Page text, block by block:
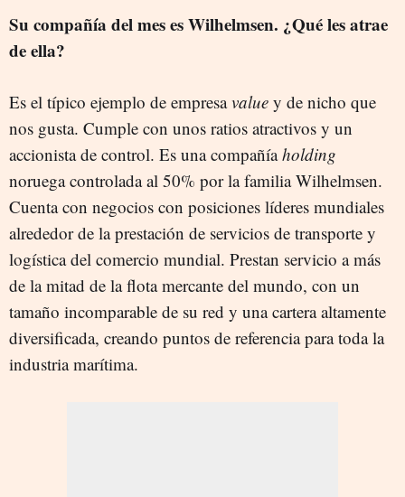
Su compañía del mes es Wilhelmsen. ¿Qué les atrae
de ella?
Es el típico ejemplo de empresavalue y de nicho que
nos gusta. Cumple con unos ratios atractivos y un
accionista de control. Es una compañíaholding
noruega controlada al 50% por la familia Wilhelmsen.
Cuenta con negocios con posiciones líderes mundiales
alrededor de la prestación de servicios de transporte y
logística del comercio mundial. Prestan servicio a más
de la mitad de la flota mercante del mundo, con un
tamaño incomparable de su red y una cartera altamente
diversificada, creando puntos de referencia para toda la
industria marítima.